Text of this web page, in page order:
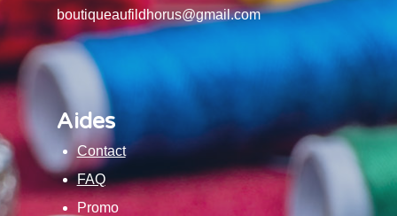
boutiqueaufildhorus@gmail.com
Aides
Contact
FAQ
Promo